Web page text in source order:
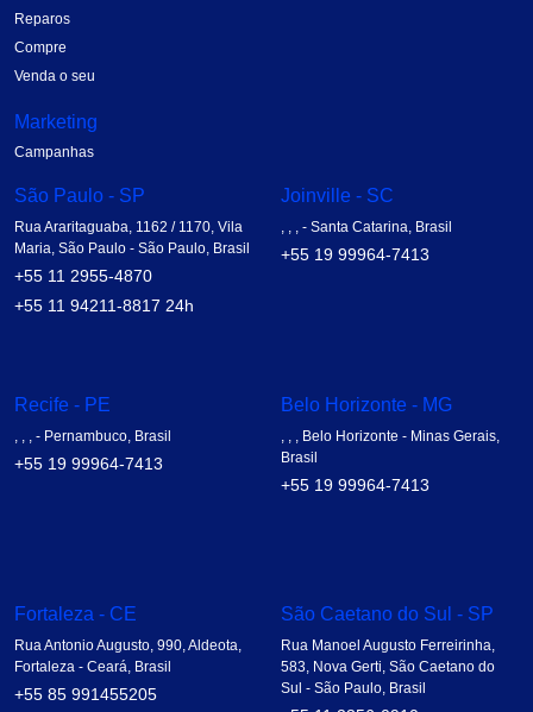
Reparos
Compre
Venda o seu
Marketing
Campanhas
São Paulo - SP
Rua Araritaguaba, 1162 / 1170, Vila
Maria, São Paulo - São Paulo, Brasil
+55 11 2955-4870
+55 11 94211-8817 24h
Joinville - SC
, , , - Santa Catarina, Brasil
+55 19 99964-7413
Recife - PE
, , , - Pernambuco, Brasil
+55 19 99964-7413
Belo Horizonte - MG
, , , Belo Horizonte - Minas Gerais,
Brasil
+55 19 99964-7413
Fortaleza - CE
Rua Antonio Augusto, 990, Aldeota,
Fortaleza - Ceará, Brasil
+55 85 991455205
São Caetano do Sul - SP
Rua Manoel Augusto Ferreirinha,
583, Nova Gerti, São Caetano do
Sul - São Paulo, Brasil